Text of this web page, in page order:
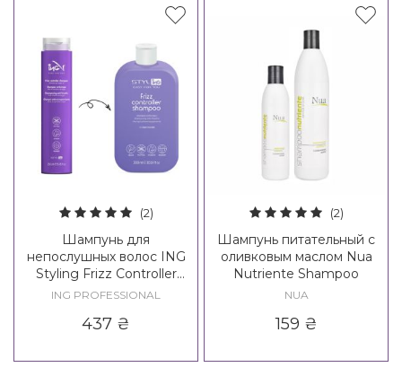
(2)
Шампунь для
непослушных волос ING
Styling Frizz Controller
Shampoo
ING PROFESSIONAL
437 ₴
(2)
Шампунь питательный с
оливковым маслом Nua
Nutriente Shampoo
NUA
159 ₴